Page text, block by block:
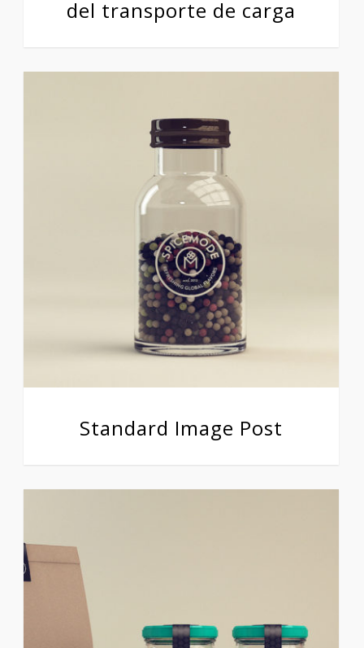
del transporte de carga
Standard Image Post